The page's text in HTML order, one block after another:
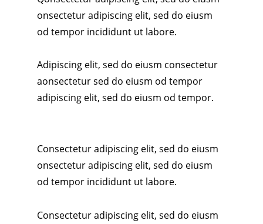
onsectetur adipiscing elit, sed do eiusm
od tempor incididunt ut labore.
Adipiscing elit, sed do eiusm consectetur
aonsectetur sed do eiusm od tempor
adipiscing elit, sed do eiusm od tempor.
Consectetur adipiscing elit, sed do eiusm
onsectetur adipiscing elit, sed do eiusm
od tempor incididunt ut labore.
Consectetur adipiscing elit, sed do eiusm